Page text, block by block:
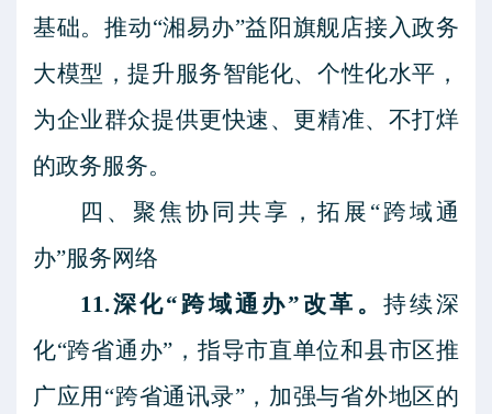
基础。推动“湘易办”益阳旗舰店接入政务
大模型，提升服务智能化、个性化水平，
为企业群众提供更快速、更精准、不打烊
的政务服务。
四、聚焦协同共享，拓展 “跨域通
办”服务网络
11.深化“跨域通办”改革。 持续深
化“跨省通办”，指导市直单位和县市区推
广应用“跨省通讯录”，加强与省外地区的